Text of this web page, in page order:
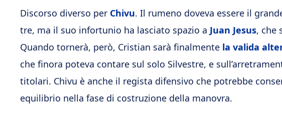
Discorso diverso per Chivu. Il rumeno doveva essere il
tre, ma il suo infortunio ha lasciato spazio a Juan Jesus, che
Quando tornerà, però, Cristian sarà finalmente la valida
che finora poteva contare sul solo Silvestre, e
titolari. Chivu è anche il regista difensivo che potrebbe
equilibrio nella fase di costruzione della manovra.